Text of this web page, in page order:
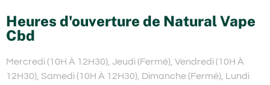
Heures d'ouverture de Natural Vape
Cbd
Mercredi (10H À 12H30), Jeudi (Fermé), Vendredi (10H À
12H30), Samedi (10H À 12H30), Dimanche (Fermé), Lundi